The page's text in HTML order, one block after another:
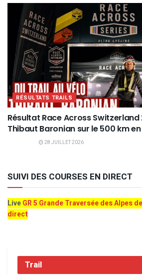
RÉSULTATS TRAILS
Résultat Race Across
Thibaut Baronian sur le 500 km en
28 JUILLET 2026
SUIVI DES COURSES EN DIRECT
LiveGR 5 Grande Traversée des Alpes
direct
Trail